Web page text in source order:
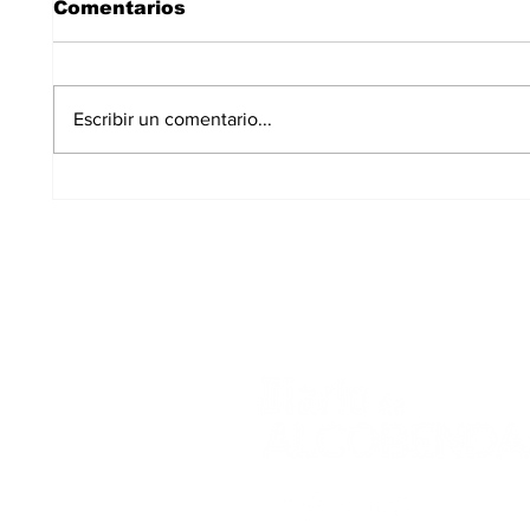
Comentarios
Escribir un comentario...